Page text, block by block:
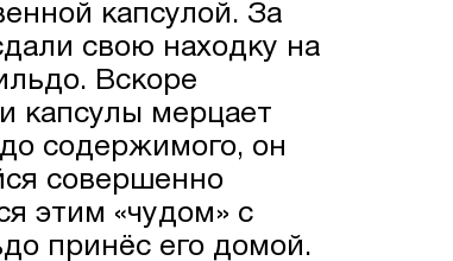
капсулой. За
свою находку на
Вскоре
капсулы мерцает
содержимого, он
совершенно
этим «чудом» с
принёс его домой.